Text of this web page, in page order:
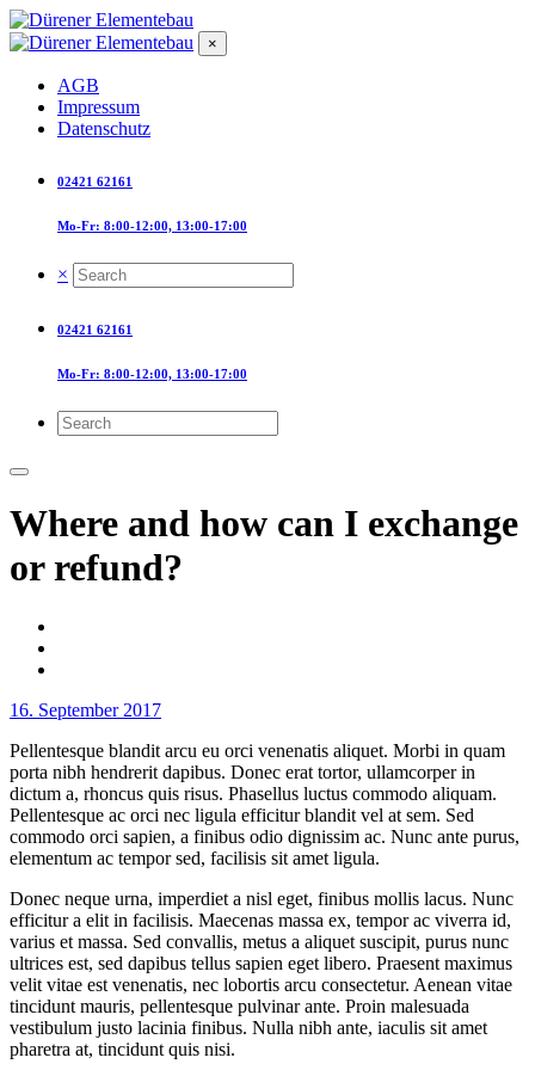
×
AGB
Impressum
Datenschutz
02421 62161
Mo-Fr: 8:00-12:00, 13:00-17:00
×
02421 62161
Mo-Fr: 8:00-12:00, 13:00-17:00
Where and how can I exchange
or refund?
16. September 2017
Pellentesque blandit arcu eu orci venenatis aliquet. Morbi in quam
porta nibh hendrerit dapibus. Donec erat tortor, ullamcorper in
dictum a, rhoncus quis risus. Phasellus luctus commodo aliquam.
Pellentesque ac orci nec ligula efficitur blandit vel at sem. Sed
commodo orci sapien, a finibus odio dignissim ac. Nunc ante purus,
elementum ac tempor sed, facilisis sit amet ligula.
Donec neque urna, imperdiet a nisl eget, finibus mollis lacus. Nunc
efficitur a elit in facilisis. Maecenas massa ex, tempor ac viverra id,
varius et massa. Sed convallis, metus a aliquet suscipit, purus nunc
ultrices est, sed dapibus tellus sapien eget libero. Praesent maximus
velit vitae est venenatis, nec lobortis arcu consectetur. Aenean vitae
tincidunt mauris, pellentesque pulvinar ante. Proin malesuada
vestibulum justo lacinia finibus. Nulla nibh ante, iaculis sit amet
pharetra at, tincidunt quis nisi.